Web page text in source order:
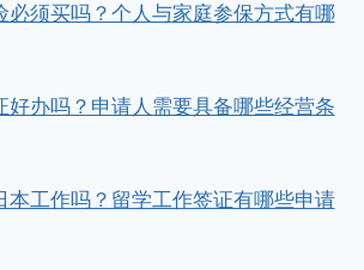
必须买吗？个人与家庭参保方式有哪
好办吗？申请人需要具备哪些经营条
本工作吗？留学工作签证有哪些申请